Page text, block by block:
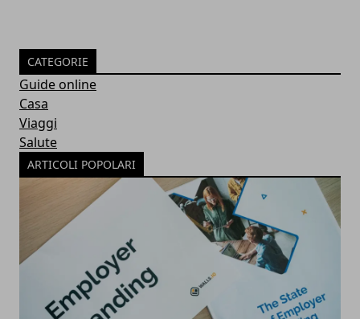
CATEGORIE
Guide online
Casa
Viaggi
Salute
ARTICOLI POPOLARI